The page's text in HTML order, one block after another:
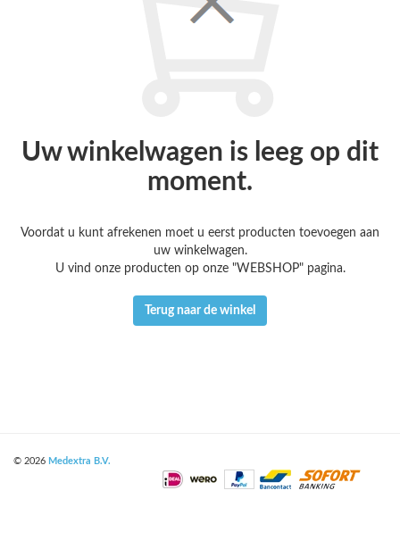
Uw winkelwagen is leeg op dit
moment.
Voordat u kunt afrekenen moet u eerst producten toevoegen aan
uw winkelwagen.
U vind onze producten op onze "WEBSHOP" pagina.
Terug naar de winkel
© 2026 Medextra B.V.